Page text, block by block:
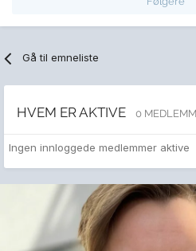
Gå til emneliste
HVEM ER AKTIVE 0
Ingen innloggede medlemmer aktive